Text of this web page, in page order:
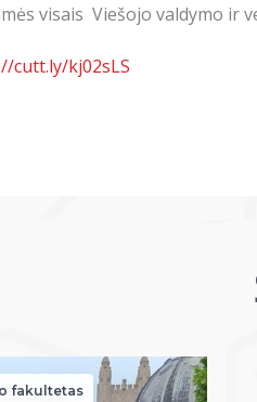
visais Viešojo valdymo
cutt.ly/kj02sLS
fakultetas